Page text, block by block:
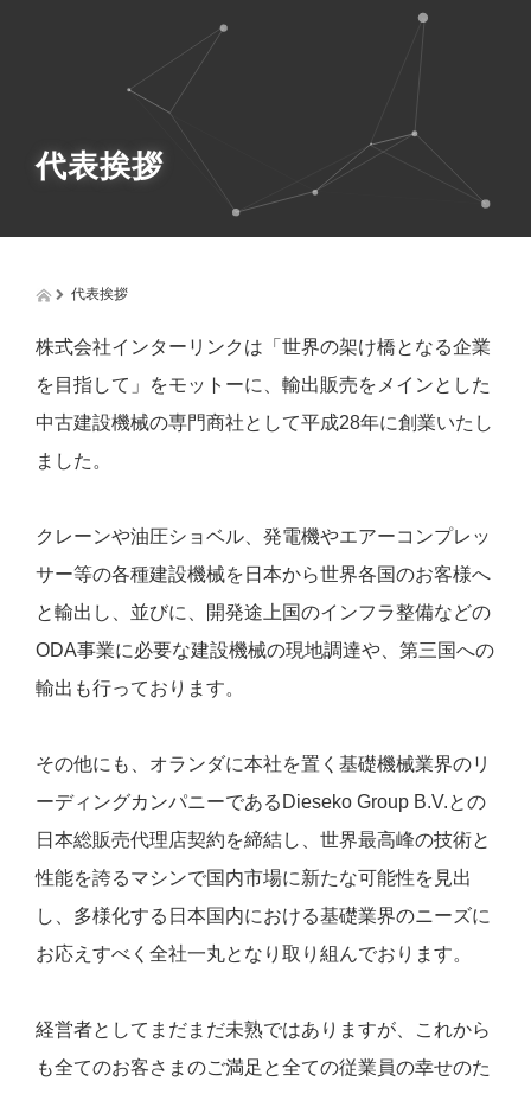
t
代表挨拶
代表挨拶
株式会社インターリンクは「世界の架け橋となる企業
を目指して」をモットーに、輸出販売をメインとした
中古建設機械の専門商社として平成28年に創業いたし
ました。
クレーンや油圧ショベル、発電機やエアーコンプレッ
サー等の各種建設機械を日本から世界各国のお客様へ
と輸出し、並びに、開発途上国のインフラ整備などの
ODA事業に必要な建設機械の現地調達や、第三国への
輸出も行っております。
その他にも、オランダに本社を置く基礎機械業界のリ
ーディングカンパニーであるDieseko Group B.V.との
日本総販売代理店契約を締結し、世界最高峰の技術と
性能を誇るマシンで国内市場に新たな可能性を見出
し、多様化する日本国内における基礎業界のニーズに
お応えすべく全社一丸となり取り組んでおります。
経営者としてまだまだ未熟ではありますが、これから
も全てのお客さまのご満足と全ての従業員の幸せのた